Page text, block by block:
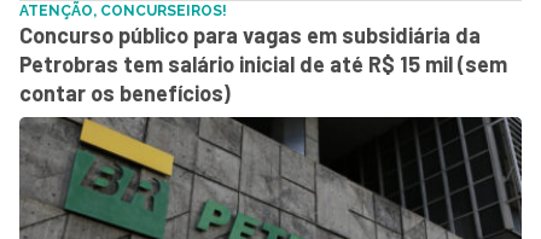
ATENÇÃO, CONCURSEIROS!
Concurso público para vagas em subsidiária da
Petrobras tem salário inicial de até R$ 15 mil (sem
contar os benefícios)